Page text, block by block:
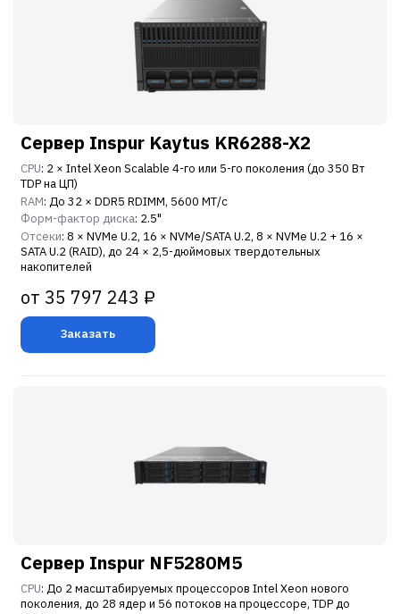
Сервер Inspur Kaytus KR6288-X2
CPU: 2 × Intel Xeon Scalable 4-го или 5-го поколения (до 350 Вт
TDP на ЦП)
RAM: До 32 × DDR5 RDIMM, 5600 МТ/с
Форм-фактор диска: 2.5"
Отсеки: 8 × NVMe U.2, 16 × NVMe/SATA U.2, 8 × NVMe U.2 + 16 ×
SATA U.2 (RAID), до 24 × 2,5-дюймовых твердотельных
накопителей
от 35 797 243 ₽
Заказать
Сервер Inspur NF5280M5
CPU: До 2 масштабируемых процессоров Intel Xeon нового
поколения, до 28 ядер и 56 потоков на процессоре, TDP до